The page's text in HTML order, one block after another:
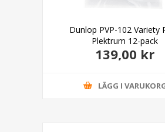
Dunlop PVP-102 Variety
Plektrum 12-pack
139,00 kr
LÄGG I